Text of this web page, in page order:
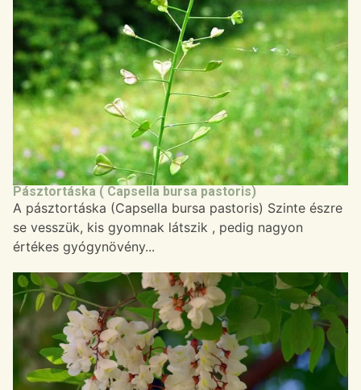
Pásztortáska ( Capsella bursa pastoris)
A pásztortáska (Capsella bursa pastoris) Szinte észre
se vesszük, kis gyomnak látszik , pedig nagyon
értékes gyógynövény...